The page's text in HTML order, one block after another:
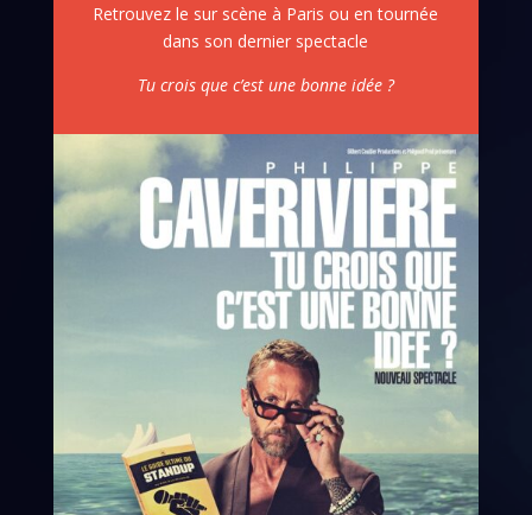
Retrouvez le sur scène à Paris ou en tournée
dans son dernier spectacle
Tu crois que c’est une bonne idée ?